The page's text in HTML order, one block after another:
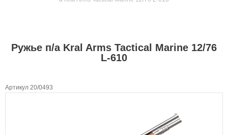
Ружье п/а Kral Arms Tactical Marine 12/76
L-610
Артикул 20/0493